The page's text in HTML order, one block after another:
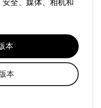
全、媒体、相机和
本
本